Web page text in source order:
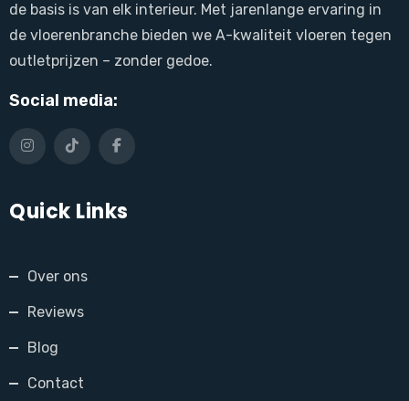
de basis is van elk interieur. Met jarenlange ervaring in
de vloerenbranche bieden we A-kwaliteit vloeren tegen
outletprijzen – zonder gedoe.
Social media:
Quick Links
Over ons
Reviews
Blog
Contact